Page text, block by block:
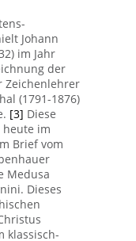
Johann
im Jahr
der
Zeichenlehrer
(1791-1876)
[3] Diese
heute im
Brief vom
Medusa
Dieses
klassisch-